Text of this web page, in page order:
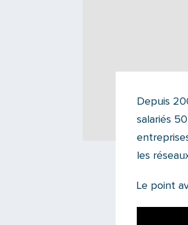
Depuis
salariés
les
Le point